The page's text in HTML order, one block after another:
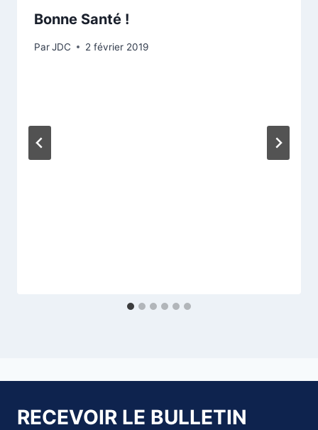
Bonne Santé !
ParJDC 2 février 2019
RECEVOIR LE BULLETIN